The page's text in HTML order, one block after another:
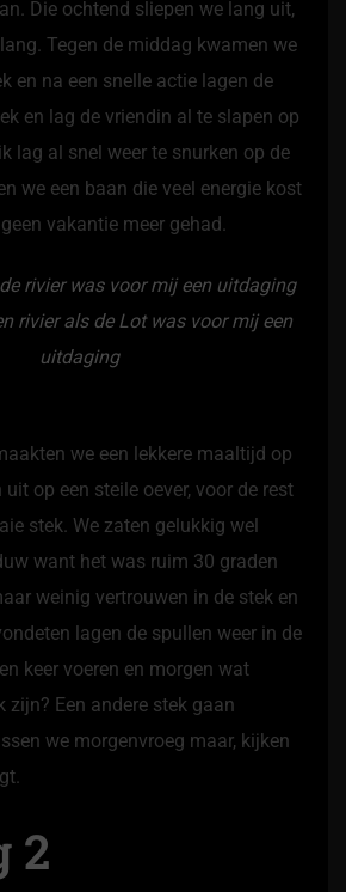
Die ochtend sliepen we lang uit,
Tegen de middag kwamen we
en na een snelle actie lagen de
en lag de vriendin al te slapen op
lag al snel weer te snurken op de
we een baan die veel energie kost
vakantie meer gehad.
rivier als de Lot was voor mij een
uitdaging
we een lekkere maaltijd op
uit op een steile oever, voor de rest
stek. We zaten gelukkig wel
want het was ruim 30 graden
weinig vertrouwen in de stek en
lagen de spullen weer in de
keer voeren en morgen wat
zijn? Een andere stek gaan
we morgenvroeg maar, kijken
2